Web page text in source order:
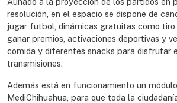
resolución, en el espacio se dispone de
jugar futbol, dinámicas gratuitas como tiro
ganar premios, activaciones deportivas y
comida y diferentes snacks para disfrutar
transmisiones.
Además está en funcionamiento un
MediChihuahua, para que toda la